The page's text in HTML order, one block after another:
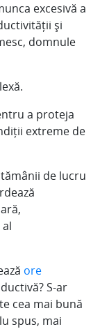
excesivă a
și
domnule
a proteja
extreme de
de lucru
ore
S-ar
cea mai bună
spus, mai